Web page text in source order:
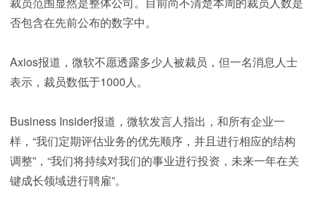
否包含在先前公布的数字中。
Axios报道，微软不愿透露多少人被裁员，但一名消息人士
表示，裁员数低于1000人。
Business Insider报道，微软发言人指出，和所有企业一
样，“我们定期评估业务的优先顺序，并且进行相应的结构
调整”，“我们将持续对我们的事业进行投资，未来一年在关
键成长领域进行聘雇”。